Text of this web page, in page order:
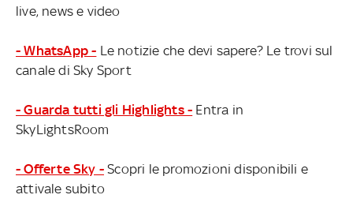
live, news e video
- WhatsApp - Le notizie che devi sapere? Le trovi sul
canale di Sky Sport
- Guarda tutti gli Highlights - Entra in
SkyLightsRoom
- Offerte Sky - Scopri le promozioni disponibili e
attivale subito